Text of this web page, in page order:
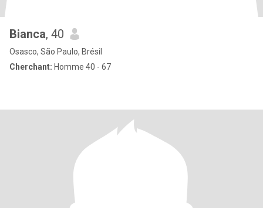
Bianca, 40
Osasco, São Paulo, Brésil
Cherchant: Homme 40 - 67